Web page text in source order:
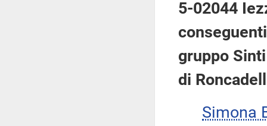
5-02044
gruppo
di
Simona